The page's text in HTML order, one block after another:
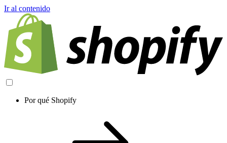
Ir al contenido
Por qué Shopify